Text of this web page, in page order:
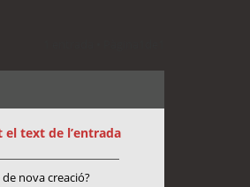
el text de l’entrada
nova creació?